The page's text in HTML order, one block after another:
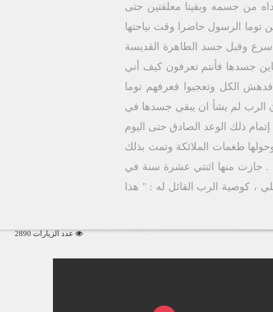
من جسمه وبقيتا معلقتين حتى
توما الرسول حاضرا وقت نياحتها
وقبل جسد الطاهرة القديسة
جسدها فأنتم تعرفون كيف أني
الكل وتعجبوا فعرفهم توما
الرب لم يشأ ان يبقي جسدها في
ذلك الوعد الصادق حتى اليوم
طغمات الملائكة وتمت بذلك
. جازت منها اثنتي عشرة سنة في
، كوصية الرب القائل له : " هذا
عدد الزيارات 2890